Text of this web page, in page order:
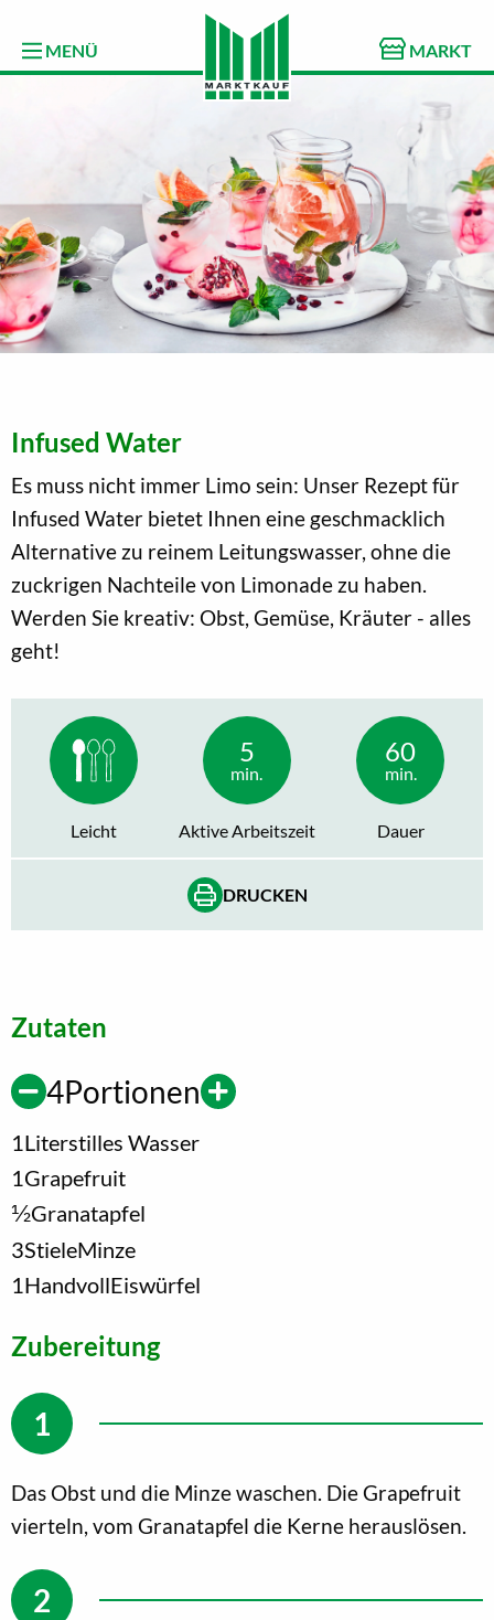
MENÜ MARKT
Infused Water
Es muss nicht immer Limo sein: Unser Rezept für
Infused Water bietet Ihnen eine geschmacklich
Alternative zu reinem Leitungswasser, ohne die
zuckrigen Nachteile von Limonade zu haben.
Werden Sie kreativ: Obst, Gemüse, Kräuter - alles
geht!
Leicht
5
min.
Aktive Arbeitszeit
60
min.
Dauer
DRUCKEN
Zutaten
4Portionen
1 Literstilles Wasser
1 Grapefruit
1/2Granatapfel
3StieleMinze
1 HandvollEiswürfel
Zubereitung
Das Obst und die Minze waschen. Die Grapefruit
vierteln, vom Granatapfel die Kerne herauslösen.